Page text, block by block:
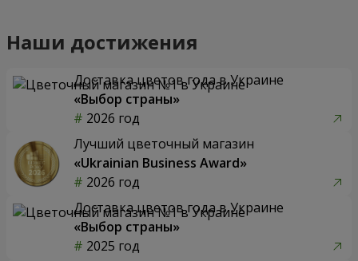
Наши достижения
Доставка цветов года в Украине
«Выбор страны»
2026 год
Лучший цветочный магазин
«Ukrainian Business Award»
2026 год
Доставка цветов года в Украине
«Выбор страны»
2025 год